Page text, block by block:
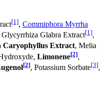
[1], Commiphora Myrrha
Glabra Extract[1],
Caryophyllus Extract, Melia
Limonene[2],
[2], Potassium Sorbate[3],